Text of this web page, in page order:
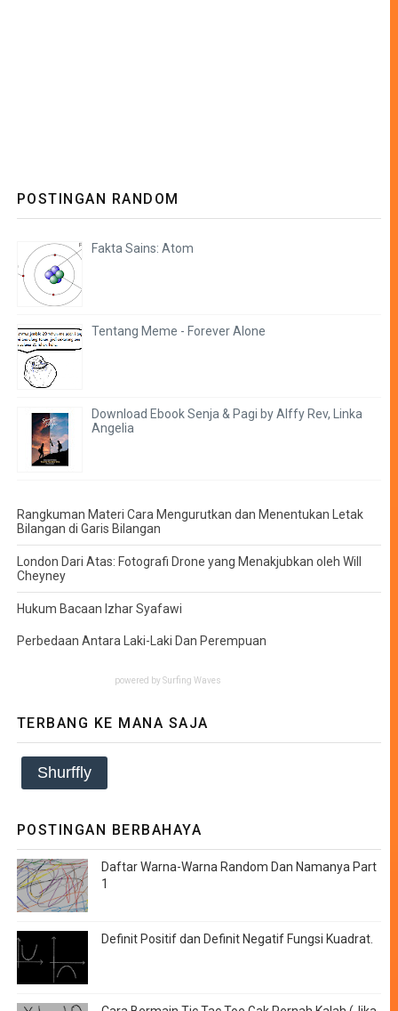
POSTINGAN RANDOM
Fakta Sains: Atom
Tentang Meme - Forever Alone
Download Ebook Senja & Pagi by Alffy Rev, Linka
Angelia
Rangkuman Materi Cara Mengurutkan dan Menentukan Letak
Bilangan di Garis Bilangan
London Dari Atas: Fotografi Drone yang Menakjubkan oleh Will
Cheyney
Hukum Bacaan Izhar Syafawi
Perbedaan Antara Laki-Laki Dan Perempuan
powered by Surfing Waves
TERBANG KE MANA SAJA
Shurffly
POSTINGAN BERBAHAYA
Daftar Warna-Warna Random Dan Namanya Part
1
Definit Positif dan Definit Negatif Fungsi Kuadrat.